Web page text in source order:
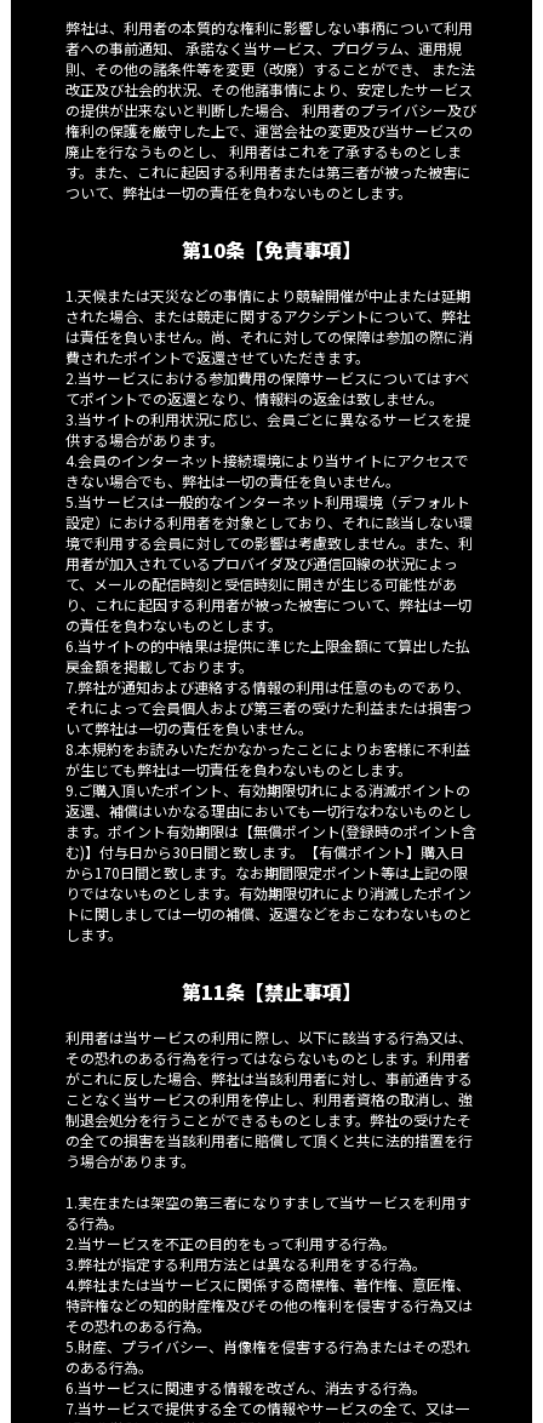
弊社は、利用者の本質的な権利に影響しない事柄について利用
者への事前通知、 承諾なく当サービス、プログラム、運用規
則、その他の諸条件等を変更（改廃）することができ、 また法
改正及び社会的状況、その他諸事情により、安定したサービス
の提供が出来ないと判断した場合、 利用者のプライバシー及び
権利の保護を厳守した上で、運営会社の変更及び当サービスの
廃止を行なうものとし、 利用者はこれを了承するものとしま
す。また、これに起因する利用者または第三者が被った被害に
ついて、弊社は一切の責任を負わないものとします。
第10条【免責事項】
1.天候または天災などの事情により競輪開催が中止または延期
された場合、または競走に関するアクシデントについて、弊社
は責任を負いません。尚、それに対しての保障は参加の際に消
費されたポイントで返還させていただきます。
2.当サービスにおける参加費用の保障サービスについてはすべ
てポイントでの返還となり、情報料の返金は致しません。
3.当サイトの利用状況に応じ、会員ごとに異なるサービスを提
供する場合があります。
4.会員のインターネット接続環境により当サイトにアクセスで
きない場合でも、弊社は一切の責任を負いません。
5.当サービスは一般的なインターネット利用環境（デフォルト
設定）における利用者を対象としており、それに該当しない環
境で利用する会員に対しての影響は考慮致しません。また、利
用者が加入されているプロバイダ及び通信回線の状況によっ
て、メールの配信時刻と受信時刻に開きが生じる可能性があ
り、これに起因する利用者が被った被害について、弊社は一切
の責任を負わないものとします。
6.当サイトの的中結果は提供に準じた上限金額にて算出した払
戻金額を掲載しております。
7.弊社が通知および連絡する情報の利用は任意のものであり、
それによって会員個人および第三者の受けた利益または損害つ
いて弊社は一切の責任を負いません。
8.本規約をお読みいただかなかったことによりお客様に不利益
が生じても弊社は一切責任を負わないものとします。
9.ご購入頂いたポイント、有効期限切れによる消滅ポイントの
返還、補償はいかなる理由においても一切行なわないものとし
ます。ポイント有効期限は【無償ポイント(登録時のポイント含
む)】付与日から30日間と致します。【有償ポイント】購入日
から170日間と致します。なお期間限定ポイント等は上記の限
りではないものとします。有効期限切れにより消滅したポイン
トに関しましては一切の補償、返還などをおこなわないものと
します。
第11条【禁止事項】
利用者は当サービスの利用に際し、以下に該当する行為又は、
その恐れのある行為を行ってはならないものとします。利用者
がこれに反した場合、弊社は当該利用者に対し、事前通告する
ことなく当サービスの利用を停止し、利用者資格の取消し、強
制退会処分を行うことができるものとします。弊社の受けたそ
の全ての損害を当該利用者に賠償して頂くと共に法的措置を行
う場合があります。
1.実在または架空の第三者になりすまして当サービスを利用す
る行為。
2.当サービスを不正の目的をもって利用する行為。
3.弊社が指定する利用方法とは異なる利用をする行為。
4.弊社または当サービスに関係する商標権、著作権、意匠権、
特許権などの知的財産権及びその他の権利を侵害する行為又は
その恐れのある行為。
5.財産、プライバシー、肖像権を侵害する行為またはその恐れ
のある行為。
6.当サービスに関連する情報を改ざん、消去する行為。
7.当サービスで提供する全ての情報やサービスの全て、又は一